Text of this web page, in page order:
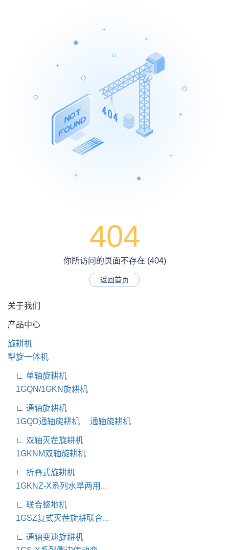
404
你所访问的页面不存在 (404)
返回首页
关于我们
产品中心
旋耕机
犁旋一体机
∟ 单轴旋耕机
1GQN/1GKN旋耕机
∟ 通轴旋耕机
1GQD通轴旋耕机
通轴旋耕机
∟ 双轴灭茬旋耕机
1GKNM双轴旋耕机
∟ 折叠式旋耕机
1GKNZ-X系列水旱两用...
∟ 联合整地机
1GSZ复式灭茬旋耕联合...
∟ 通轴变速旋耕机